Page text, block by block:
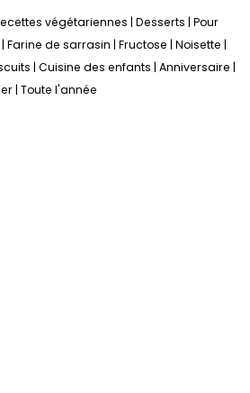
végétariennes Desserts Pour
Farine de sarrasin Fructose Noisette
Cuisine des enfants Anniversaire
Toute l'année